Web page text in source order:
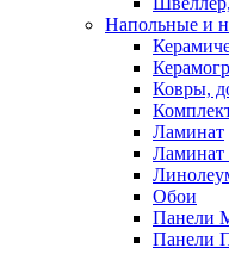
Напольные и
Ковры,
Ламинат
Ламинат
Обои
Панели
Панели